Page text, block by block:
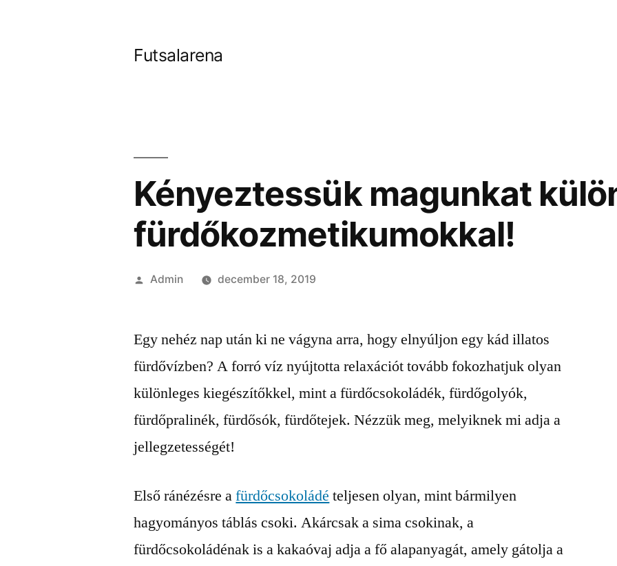
Futsalarena
Kényeztessük magunkat
fürdőkozmetikumokkal!
Szerző:
Admin december 18, 2019
Egy nehéz nap után ki ne vágyna arra, hogy elnyúljon egy kád illatos
fürdővízben? A forró víz nyújtotta relaxációt tovább fokozhatjuk olyan
különleges kiegészítőkkel, mint a fürdőcsokoládék, fürdőgolyók,
fürdőpralinék, fürdősók, fürdőtejek. Nézzük meg, melyiknek mi adja a
jellegzetességét!
Első ránézésre afürdőcsokoládé teljesen olyan, mint bármilyen
hagyományos táblás csoki. Akárcsak a sima csokinak, a
fürdőcsokoládénak is a kakaóvaj adja a fő alapanyagát, amely gátolja a